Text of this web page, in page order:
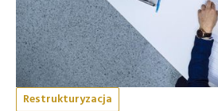
Restrukturyzacja